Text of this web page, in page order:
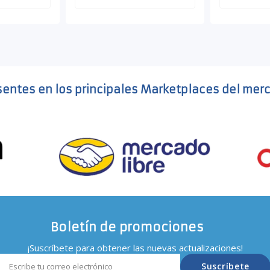
en los principales Marketplaces del
Boletín de promociones
¡Suscríbete para obtener las nuevas actualizaciones!
Suscríbete